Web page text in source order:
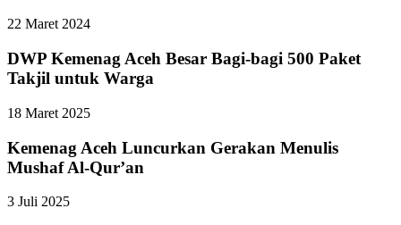
22 Maret 2024
DWP Kemenag Aceh Besar Bagi-bagi 500 Paket
Takjil untuk Warga
18 Maret 2025
Kemenag Aceh Luncurkan Gerakan Menulis
Mushaf Al-Qur’an
3 Juli 2025